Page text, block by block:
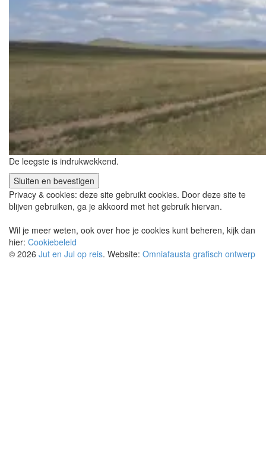
De leegste is indrukwekkend.
Privacy & cookies: deze site gebruikt cookies. Door deze site te
blijven gebruiken, ga je akkoord met het gebruik hiervan.
Wil je meer weten, ook over hoe je cookies kunt beheren, kijk dan
hier: Cookiebeleid
© 2026 Jut en Jul op reis. Website: Omniafausta grafisch ontwerp